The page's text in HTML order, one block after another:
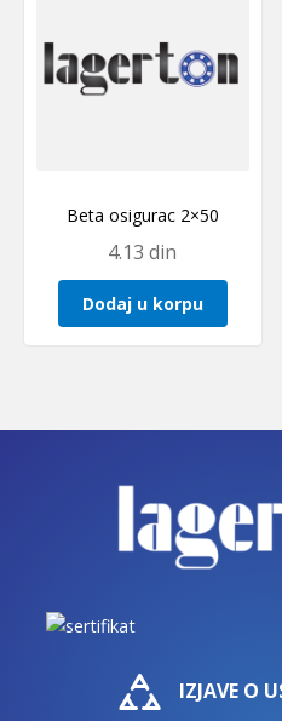
Beta osigurac 2×50
4.13din
Dodaj u korpu
IZJAVE O